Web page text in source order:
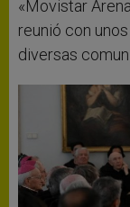
«Movistar
reunió con
diversas